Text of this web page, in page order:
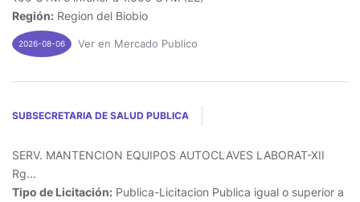
Región: Region del Biobio
2026-08-06 Ver en Mercado Publico
SUBSECRETARIA DE SALUD PUBLICA
SERV. MANTENCION EQUIPOS AUTOCLAVES LABORAT-XII
Rg...
Tipo de Licitación: Publica-Licitacion Publica igual o superior a